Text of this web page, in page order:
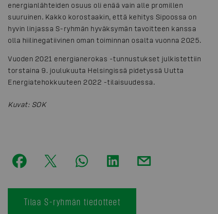
energianlähteiden osuus oli enää vain alle promillen
suuruinen. Kakko korostaakin, että kehitys Sipoossa on
hyvin linjassa S-ryhmän hyväksymän tavoitteen kanssa
olla hiilinegatiivinen oman toiminnan osalta vuonna 2025.
Vuoden 2021 energianerokas -tunnustukset julkistettiin
torstaina 9. joulukuuta Helsingissä pidetyssä Uutta
Energiatehokkuuteen 2022 -tilaisuudessa.
Kuvat: SOK
Tilaa S-ryhmän tiedotteet